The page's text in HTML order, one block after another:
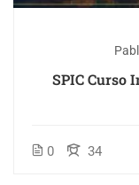
SPIC Curso
0 34